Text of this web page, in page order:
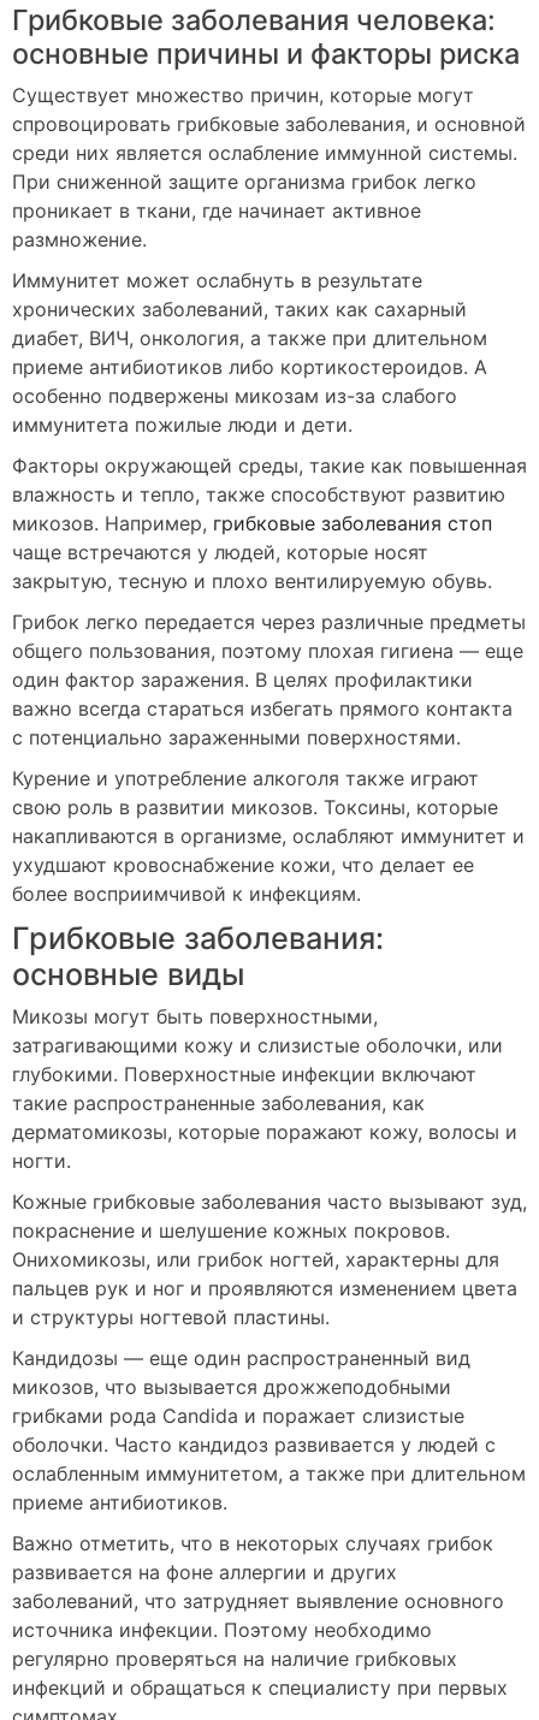
Грибковые заболевания человека:
основные причины и факторы риска
Существует множество причин, которые могут
спровоцировать грибковые заболевания, и основной
среди них является ослабление иммунной системы.
При сниженной защите организма грибок легко
проникает в ткани, где начинает активное
размножение.
Иммунитет может ослабнуть в результате
хронических заболеваний, таких как сахарный
диабет, ВИЧ, онкология, а также при длительном
приеме антибиотиков либо кортикостероидов. А
особенно подвержены микозам из-за слабого
иммунитета пожилые люди и дети.
Факторы окружающей среды, такие как повышенная
влажность и тепло, также способствуют развитию
микозов. Например, грибковые заболевания стоп
чаще встречаются у людей, которые носят
закрытую, тесную и плохо вентилируемую обувь.
Грибок легко передается через различные предметы
общего пользования, поэтому плохая гигиена — еще
один фактор заражения. В целях профилактики
важно всегда стараться избегать прямого контакта
с потенциально зараженными поверхностями.
Курение и употребление алкоголя также играют
свою роль в развитии микозов. Токсины, которые
накапливаются в организме, ослабляют иммунитет и
ухудшают кровоснабжение кожи, что делает ее
более восприимчивой к инфекциям.
Грибковые заболевания:
основные виды
Микозы могут быть поверхностными,
затрагивающими кожу и слизистые оболочки, или
глубокими. Поверхностные инфекции включают
такие распространенные заболевания, как
дерматомикозы, которые поражают кожу, волосы и
ногти.
Кожные грибковые заболевания часто вызывают зуд,
покраснение и шелушение кожных покровов.
Онихомикозы, или грибок ногтей, характерны для
пальцев рук и ног и проявляются изменением цвета
и структуры ногтевой пластины.
Кандидозы — еще один распространенный вид
микозов, что вызывается дрожжеподобными
грибками рода Candida и поражает слизистые
оболочки. Часто кандидоз развивается у людей с
ослабленным иммунитетом, а также при длительном
приеме антибиотиков.
Важно отметить, что в некоторых случаях грибок
развивается на фоне аллергии и других
заболеваний, что затрудняет выявление основного
источника инфекции. Поэтому необходимо
регулярно проверяться на наличие грибковых
инфекций и обращаться к специалисту при первых